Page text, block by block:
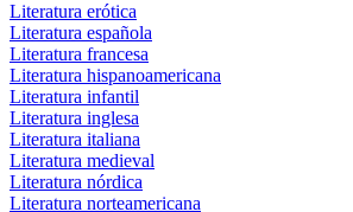
Literatura erótica
Literatura española
Literatura francesa
Literatura hispanoamericana
Literatura infantil
Literatura inglesa
Literatura italiana
Literatura medieval
Literatura nórdica
Literatura norteamericana